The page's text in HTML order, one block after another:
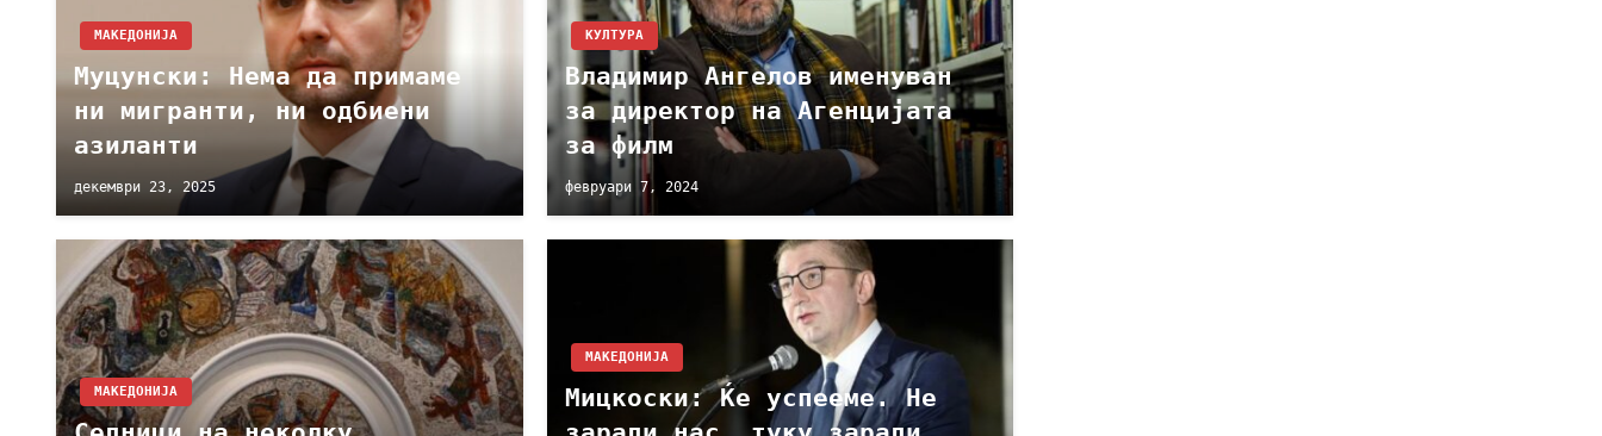
МАКЕДОНИЈА
Муцунски: Нема да примаме
ни мигранти, ни одбиени
азиланти
декември 23, 2025
КУЛТУРА
Владимир Ангелов именуван
за директор на Агенцијата
за филм
февруари 7, 2024
МАКЕДОНИЈА
МАКЕДОНИЈА
Мицкоски: Ќе успееме. Не